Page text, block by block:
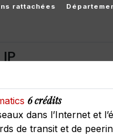
rattachées
6 crédits
dans l’Internet et
de transit et de